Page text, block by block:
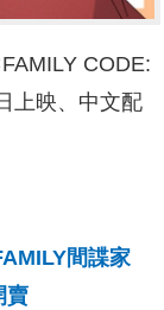
CODE:
上映、中文配
間諜家
賣